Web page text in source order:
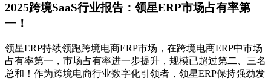
2025跨境SaaS行业报告：领星ERP市场占有率第
一！
领星ERP持续领跑跨境电商ERP市场，在跨境电商ERP中市场
占有率第一，市场占有率进一步提升，规模已超过第二、三名
总和！作为跨境电商行业数字化引领者，领星ERP保持强劲发